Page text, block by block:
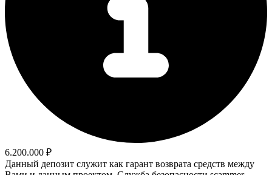
6.200.000 ₽
Данный депозит служит как гарант возврата средств между